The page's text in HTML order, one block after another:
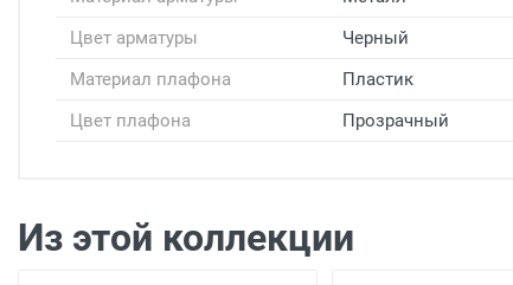
Цвет арматуры
Черный
Материал плафона
Пластик
Цвет плафона
Прозрачный
Доставка г. Москва -
Доставка г. Москва -450 рублей
Из этой коллекции